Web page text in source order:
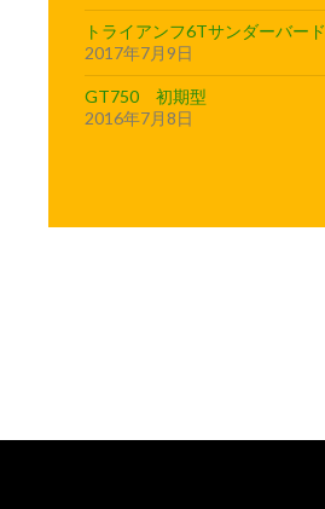
トライアンフ6Tサンダーバード
2017年7月9日
GT750 初期型
2016年7月8日